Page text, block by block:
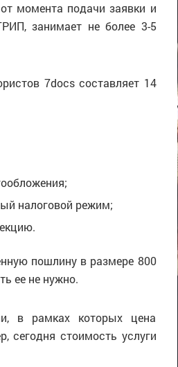
момента подачи заявки и
занимает не более 3-5
7docs составляет 14
налоговой режим;
пошлину в размере 800
ее не нужно.
в рамках которых цена
сегодня стоимость услуги